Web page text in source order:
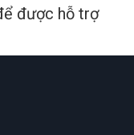
được hỗ trợ